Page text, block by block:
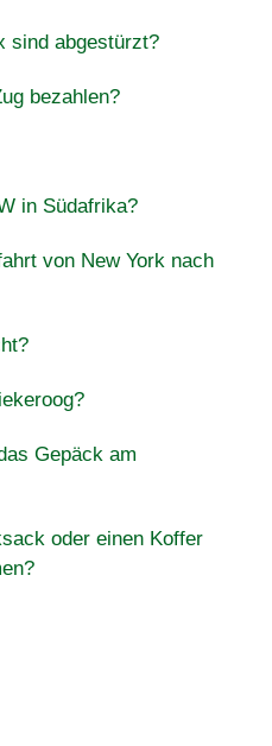
sind abgestürzt?
bezahlen?
in Südafrika?
von New York nach
Gepäck am
oder einen Koffer